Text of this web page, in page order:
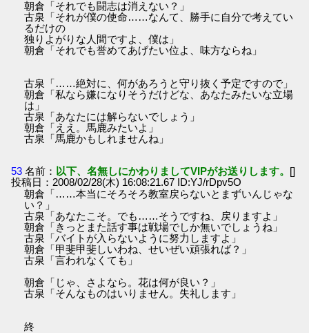
朝倉「それでも闘志は消えない？」
古泉「それが僕の使命……なんて、勝手に自分で考えてい
るだけの
独りよがりな人間ですよ、僕は」
朝倉「それでも誉めてあげたい位よ、味方ならね」
古泉「……絶対に、何があろうと守り抜く予定ですので」
朝倉「私なら嫌になりそうだけどな、あなたみたいな立場
は」
古泉「あなたには解らないでしょう」
朝倉「ええ。馬鹿みたいよ」
古泉「馬鹿かもしれませんね」
53 名前： 以下、名無しにかわりましてVIPがお送りします。 []
投稿日：2008/02/28(木) 16:08:21.67 ID:YJ/rDpv5O
朝倉「……本当にそろそろ教室戻らないとまずいんじゃな
い？」
古泉「あなたこそ。でも……そうですね、戻りますよ」
朝倉「きっとまた話す事は戦場でしか無いでしょうね」
古泉「バイトが入らないように努力しますよ」
朝倉「甲斐甲斐しいわね、せいぜい頑張れば？」
古泉「言われなくても」
朝倉「じゃ、さよなら。花は何が良い？」
古泉「そんなものはいりません。失礼します」
終